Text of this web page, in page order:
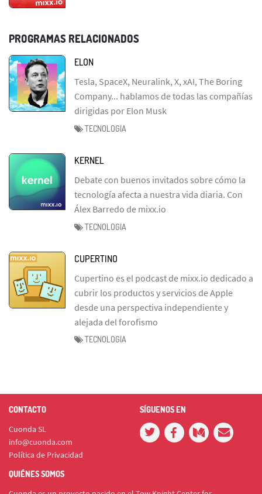
PROGRAMAS RELACIONADOS
ELON
Tesla, SpaceX, Neuralink, X, xAI, The Boring
Company... hablamos de todas las compañías
dirigidas por Elon Musk
TECNOLOGIA
KERNEL
Debate con buenos invitados sobre cómo la
tecnología afecta a nuestra vida diaria. Con
Álex Barredo de mixx.io
TECNOLOGIA
CUPERTINO
Cupertino es el podcast de mixx.io dedicado a
cubrir los productos y servicios de Apple
desde una perspectiva independiente y
alejada del forofismo
TECNOLOGIA
CONTACTO
Cuonda SL
info@cuonda.com
Política de Privacidad
SÍGUENOS EN
QUIÉNES SOMOS